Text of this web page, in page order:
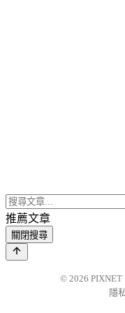
推薦文章
關閉搜尋
© 2026 PIXNET
隱